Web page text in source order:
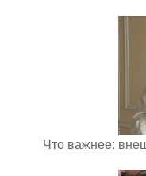
Что важнее: